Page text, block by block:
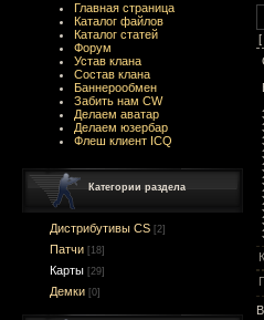
Главная страница
Каталог файлов
Каталог статей
Форум
Устав клана
Состав клана
Баннерообмен
Забить нам CW
Делаем аватар
Делаем юзербар
Флеш клиент ICQ
Категории раздела
Дистрибутивы CS [2]
Патчи [18]
Карты [29]
Демки [0]
[